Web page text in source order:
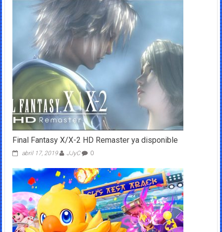
Final Fantasy X/X-2 HD Remaster ya disponible
abril 17, 2019 JJyC 0